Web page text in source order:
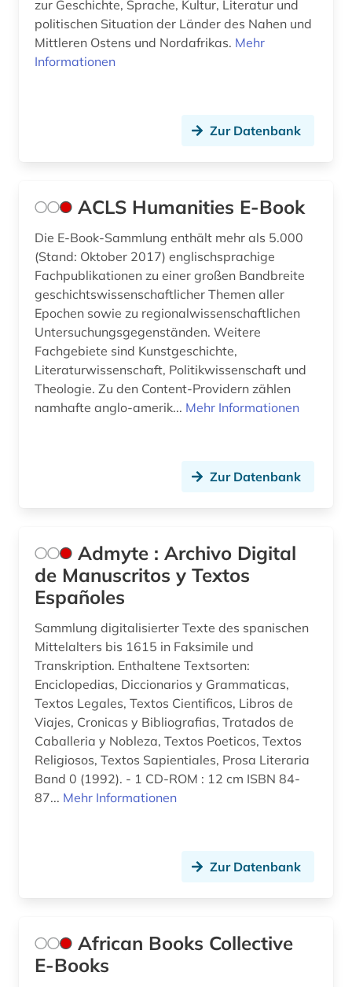
biographie (8)
biographie. (1)
botanik (1)
brahmi-schrift (1)
brandenburg (1)
brauch (1)
bretonisch (1)
brief (4)
briefe (1)
buchdruck (4)
buchrolle (1)
buchstabe (1)
buchwesen (1)
buddhismus (1)
calderón de la barca, pedro | schriftsteller;
geistlicher; dramatiker; librettist; lyriker;
schriftsteller (1)
china (5)
zur Geschichte, Sprache, Kultur, Literatur und
politischen Situation der Länder des Nahen und
Mittleren Ostens und Nordafrikas. Mehr
Informationen
Zur Datenbank
ACLS Humanities E-Book
Die E-Book-Sammlung enthält mehr als 5.000
(Stand: Oktober 2017) englischsprachige
Fachpublikationen zu einer großen Bandbreite
geschichtswissenschaftlicher Themen aller
Epochen sowie zu regionalwissenschaftlichen
Untersuchungsgegenständen. Weitere
Fachgebiete sind Kunstgeschichte,
Literaturwissenschaft, Politikwissenschaft und
Theologie. Zu den Content-Providern zählen
namhafte anglo-amerik... Mehr Informationen
Zur Datenbank
Admyte : Archivo Digital
de Manuscritos y Textos
Españoles
Sammlung digitalisierter Texte des spanischen
Mittelalters bis 1615 in Faksimile und
Transkription. Enthaltene Textsorten:
Enciclopedias, Diccionarios y Grammaticas,
Textos Legales, Textos Cientificos, Libros de
Viajes, Cronicas y Bibliografias, Tratados de
Caballeria y Nobleza, Textos Poeticos, Textos
Religiosos, Textos Sapientiales, Prosa Literaria
Band 0 (1992). - 1 CD-ROM : 12 cm ISBN 84-
87... Mehr Informationen
Zur Datenbank
African Books Collective
E-Books